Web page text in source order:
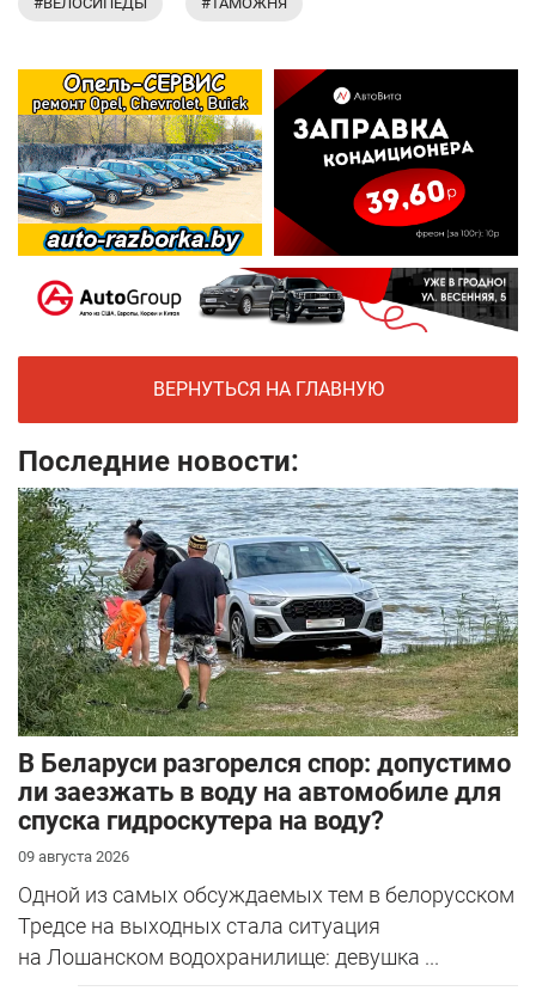
ВЕРНУТЬСЯ НА ГЛАВНУЮ
Последние новости:
В Беларуси разгорелся спор: допустимо
ли заезжать в воду на автомобиле для
спуска гидроскутера на воду?
09 августа 2026
Одной из самых обсуждаемых тем в белорусском
Тредсе на выходных стала ситуация
на Лошанском водохранилище: девушка ...